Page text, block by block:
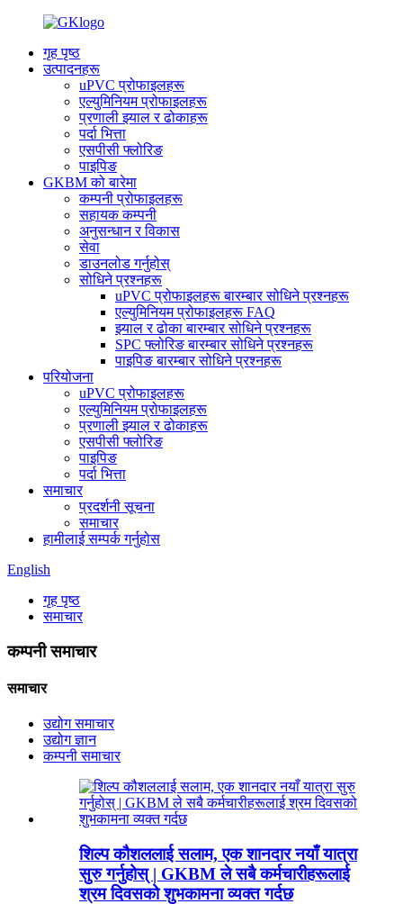
गृह पृष्ठ
उत्पादनहरू
uPVC प्रोफाइलहरू
एल्युमिनियम प्रोफाइलहरू
प्रणाली झ्याल र ढोकाहरू
पर्दा भित्ता
एसपीसी फ्लोरिङ
पाइपिङ
GKBM को बारेमा
कम्पनी प्रोफाइलहरू
सहायक कम्पनी
अनुसन्धान र विकास
सेवा
डाउनलोड गर्नुहोस्
सोधिने प्रश्नहरू
uPVC प्रोफाइलहरू बारम्बार सोधिने प्रश्नहरू
एल्युमिनियम प्रोफाइलहरू FAQ
झ्याल र ढोका बारम्बार सोधिने प्रश्नहरू
SPC फ्लोरिङ बारम्बार सोधिने प्रश्नहरू
पाइपिङ बारम्बार सोधिने प्रश्नहरू
परियोजना
uPVC प्रोफाइलहरू
एल्युमिनियम प्रोफाइलहरू
प्रणाली झ्याल र ढोकाहरू
एसपीसी फ्लोरिङ
पाइपिङ
पर्दा भित्ता
समाचार
प्रदर्शनी सूचना
समाचार
हामीलाई सम्पर्क गर्नुहोस
English
गृह पृष्ठ
समाचार
कम्पनी समाचार
समाचार
उद्योग समाचार
उद्योग ज्ञान
कम्पनी समाचार
शिल्प कौशललाई सलाम, एक शानदार नयाँ यात्रा
सुरु गर्नुहोस् | GKBM ले सबै कर्मचारीहरूलाई
श्रम दिवसको शुभकामना व्यक्त गर्दछ